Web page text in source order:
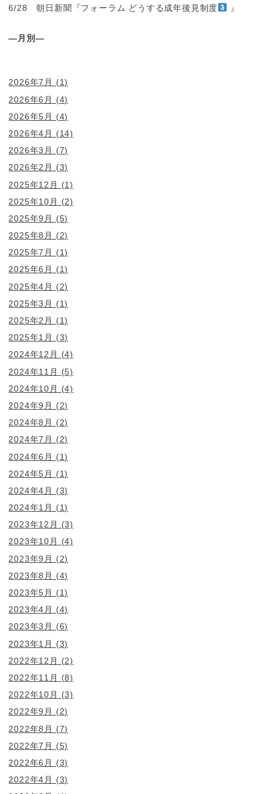
6/28 朝日新聞『フォーラム どうする成年後見制度
』
―月別―
2026年7月
(1)
2026年6月
(4)
2026年5月
(4)
2026年4月
(14)
2026年3月
(7)
2026年2月
(3)
2025年12月
(1)
2025年10月
(2)
2025年9月
(5)
2025年8月
(2)
2025年7月
(1)
2025年6月
(1)
2025年4月
(2)
2025年3月
(1)
2025年2月
(1)
2025年1月
(3)
2024年12月
(4)
2024年11月
(5)
2024年10月
(4)
2024年9月
(2)
2024年8月
(2)
2024年7月
(2)
2024年6月
(1)
2024年5月
(1)
2024年4月
(3)
2024年1月
(1)
2023年12月
(3)
2023年10月
(4)
2023年9月
(2)
2023年8月
(4)
2023年5月
(1)
2023年4月
(4)
2023年3月
(6)
2023年1月
(3)
2022年12月
(2)
2022年11月
(8)
2022年10月
(3)
2022年9月
(2)
2022年8月
(7)
2022年7月
(5)
2022年6月
(3)
2022年4月
(3)